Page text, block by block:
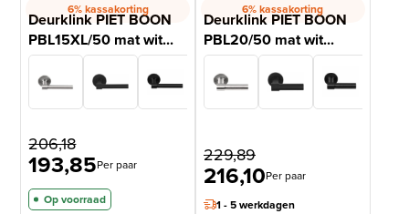
6% kassakorting
Deurklink PIET BOON
PBL15XL/50 mat wit...
206,18
193,85Per paar
Op voorraad
6% kassakorting
Deurklink PIET BOON
PBL20/50 mat wit...
229,89
216,10Per paar
1 - 5 werkdagen